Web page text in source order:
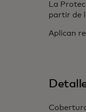
La
partir de
Aplican